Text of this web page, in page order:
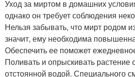
Уход за миртом в домашних
однако он требует соблюдения
Нельзя забывать, что мирт родом
значит, ему необходима
Обеспечить ее поможет
Поливать и опрыскивать растение
отстоянной водой. Специального